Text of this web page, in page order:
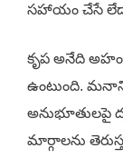
సహాయం చేసే లేదా
కృప అనేది
ఉంటుంది.
అనుభూతులపై
మార్గాలను